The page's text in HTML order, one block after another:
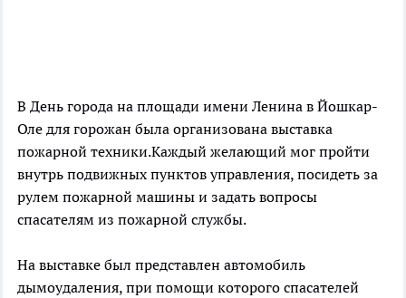
В День города на площади имени Ленина в Йошкар-
Оле для горожан была организована выставка
пожарной техники.Каждый желающий мог пройти
внутрь подвижных пунктов управления, посидеть за
рулем пожарной машины и задать вопросы
спасателям из пожарной службы.
На выставке был представлен автомобиль
дымоудаления, при помощи которого спасателей